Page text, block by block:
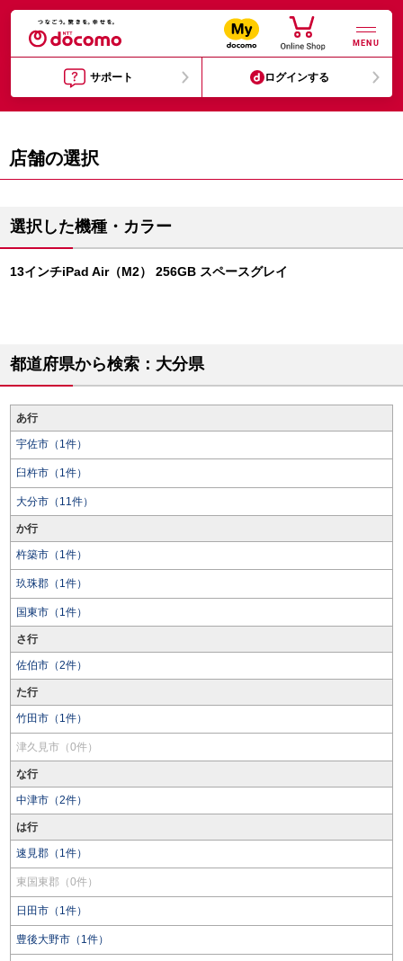
MENU
サポート ログインする
店舗の選択
選択した機種・カラー
13インチiPad Air（M2） 256GB スペースグレイ
都道府県から検索：大分県
あ行
宇佐市（1件）
臼杵市（1件）
大分市（11件）
か行
杵築市（1件）
玖珠郡（1件）
国東市（1件）
さ行
佐伯市（2件）
た行
竹田市（1件）
津久見市（0件）
な行
中津市（2件）
は行
速見郡（1件）
東国東郡（0件）
日田市（1件）
豊後大野市（1件）